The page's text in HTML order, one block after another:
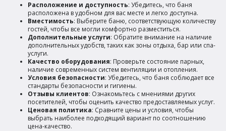
Расположение и доступность: Убедитесь, что баня
расположена в удобном для вас месте и легко доступна.
Вместимость: Выберите баню, соответствующую количеству
гостей, чтобы все могли комфортно разместиться.
Дополнительные услуги: Обратите внимание на наличие
дополнительных удобств, таких как зоны отдыха, бар или спа-
услуги.
Качество оборудования: Проверьте состояние парных,
наличие современных систем вентиляции и отопления.
Условия безопасности: Убедитесь, что баня соблюдает все
стандарты безопасности и гигиены.
Отзывы клиентов: Ознакомьтесь с мнениями других
посетителей, чтобы оценить качество предоставляемых услуг.
Ценовая политика: Сравните цены и условия, чтобы
выбрать наиболее подходящий вариант по соотношению
цена-качество.